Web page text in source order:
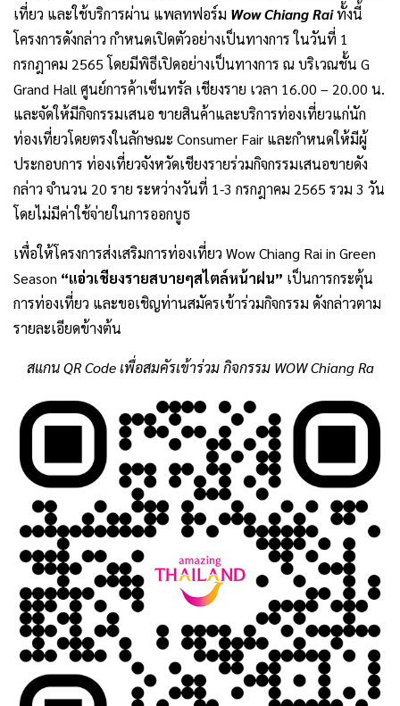
เที่ยว และใช้บริการผ่าน แพลทฟอร์ม Wow Chiang Raiทั้งนี้
โครงการดังกล่าว กำหนดเปิดตัวอย่างเป็นทางการ ในวันที่ 1
กรกฎาคม 2565 โดยมีพิธีเปิดอย่างเป็นทางการ ณ บริเวณชั้น G
Grand Hall ศูนย์การค้าเซ็นทรัล เชียงราย เวลา 16.00 – 20.00 น.
และจัดให้มีกิจกรรมเสนอ ขายสินค้าและบริการท่องเที่ยวแก่นัก
ท่องเที่ยวโดยตรงในลักษณะ Consumer Fair และกำหนดให้มีผู้
ประกอบการ ท่องเที่ยวจังหวัดเชียงรายร่วมกิจกรรมเสนอขายดัง
กล่าว จำนวน 20 ราย ระหว่างวันที่ 1-3 กรกฎาคม 2565 รวม 3 วัน
โดยไม่มีค่าใช้จ่ายในการออกบูธ
เพื่อให้โครงการส่งเสริมการท่องเที่ยว Wow Chiang Rai in Green
Season “แอ่วเชียงรายสบายๆสไตล์หน้าฝน” เป็นการกระตุ้น
การท่องเที่ยว และขอเชิญท่านสมัครเข้าร่วมกิจกรรม ดังกล่าวตาม
รายละเอียดข้างต้น
สแกน QR Code เพื่อสมคัรเข้าร่วม กิจกรรม WOW Chiang Ra